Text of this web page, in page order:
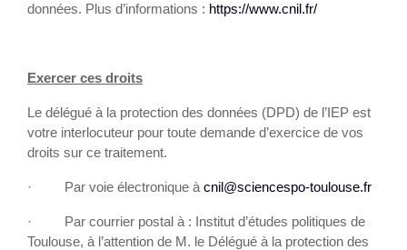
données. Plus d’informations : https://www.cnil.fr/
Exercer ces droits
Le délégué à la protection des données (DPD) de l’IEP est
votre interlocuteur pour toute demande d’exercice de vos
droits sur ce traitement.
· Par voie électronique à cnil@sciencespo-toulouse.fr
· Par courrier postal à : Institut d’études politiques de
Toulouse, à l’attention de M. le Délégué à la protection des